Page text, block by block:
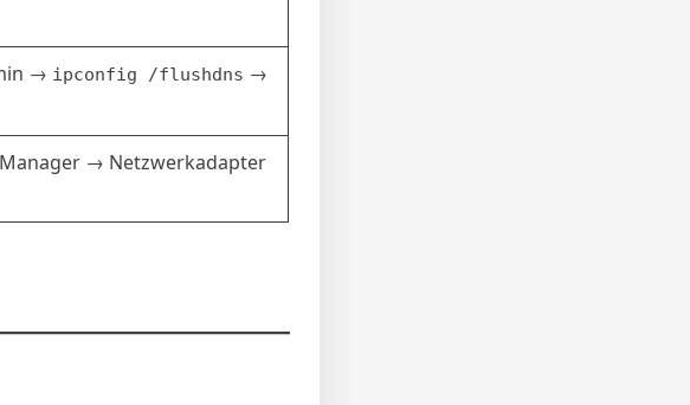
→ ipconfig /flushdns →
→ Netzwerkadapter